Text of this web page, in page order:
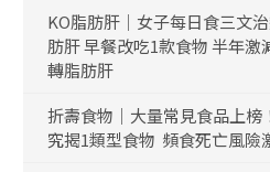
KO脂肪肝｜女子每日食三文
肪肝 早餐改吃1款食物 半年激
轉脂肪肝
折壽食物｜大量常見食品上榜
究揭1類型食物 頻食死亡風險